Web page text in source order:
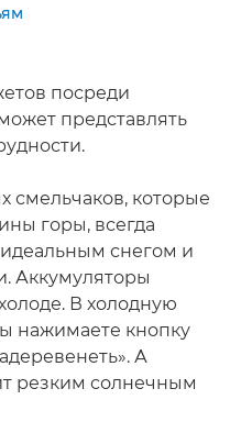
посреди
представлять
смельчаков, которые
горы, всегда
идеальным снегом и
Аккумуляторы
В холодную
нажимаете кнопку
А
резким солнечным